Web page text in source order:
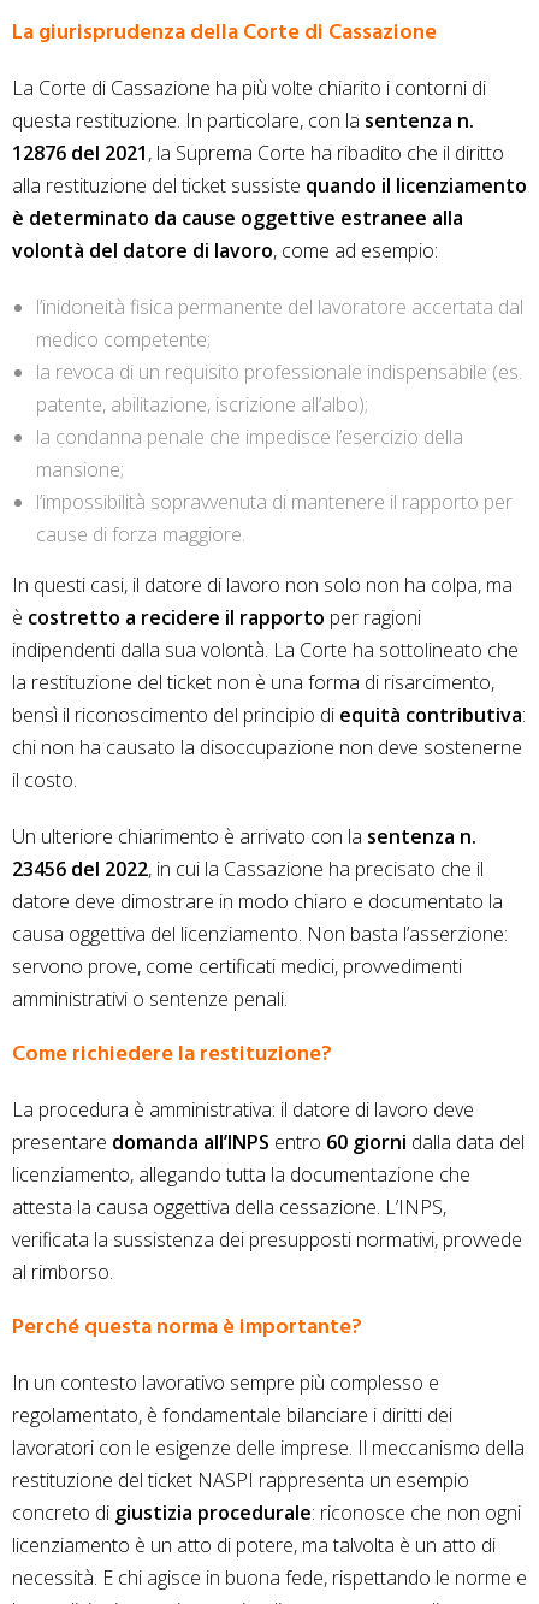
La giurisprudenza della Corte di Cassazione
La Corte di Cassazione ha più volte chiarito i contorni di
questa restituzione. In particolare, con la sentenza n.
12876 del 2021, la Suprema Corte ha ribadito che il diritto
alla restituzione del ticket sussiste quando il licenziamento
è determinato da cause oggettive estranee alla
volontà del datore di lavoro, come ad esempio:
l’inidoneità fisica permanente del lavoratore accertata dal
medico competente;
la revoca di un requisito professionale indispensabile (es.
patente, abilitazione, iscrizione all’albo);
la condanna penale che impedisce l’esercizio della
mansione;
l’impossibilità sopravvenuta di mantenere il rapporto per
cause di forza maggiore.
In questi casi, il datore di lavoro non solo non ha colpa, ma
è costretto a recidere il rapporto per ragioni
indipendenti dalla sua volontà. La Corte ha sottolineato che
la restituzione del ticket non è una forma di risarcimento,
bensì il riconoscimento del principio di equità contributiva:
chi non ha causato la disoccupazione non deve sostenerne
il costo.
Un ulteriore chiarimento è arrivato con la sentenza n.
23456 del 2022, in cui la Cassazione ha precisato che il
datore deve dimostrare in modo chiaro e documentato la
causa oggettiva del licenziamento. Non basta l’asserzione:
servono prove, come certificati medici, provvedimenti
amministrativi o sentenze penali.
Come richiedere la restituzione?
La procedura è amministrativa: il datore di lavoro deve
presentare domanda all’INPS entro 60 giorni dalla data del
licenziamento, allegando tutta la documentazione che
attesta la causa oggettiva della cessazione. L’INPS,
verificata la sussistenza dei presupposti normativi, provvede
al rimborso.
Perché questa norma è importante?
In un contesto lavorativo sempre più complesso e
regolamentato, è fondamentale bilanciare i diritti dei
lavoratori con le esigenze delle imprese. Il meccanismo della
restituzione del ticket NASPI rappresenta un esempio
concreto di giustizia procedurale: riconosce che non ogni
licenziamento è un atto di potere, ma talvolta è un atto di
necessità. E chi agisce in buona fede, rispettando le norme e